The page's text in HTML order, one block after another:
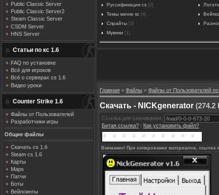
Public Classic Server
Public Classic Server2
Steam Classic Server
CSDM Server
HNS Server
Статьи по кс 1.6
FAQ по установке
Всё для игроков
Всё о серверах cs 1.6
Видео уроки
Counter Strike 1.6
Файлы от Пользователей
Разработчики игры
Общие файлы
Скачать cs 1.6
Steam cs 1.6
Карты
Maps
Патчи
Боты
Вейпоинты
Руссификация cs
[2]
Темы меню кс [4]
Спрайты [3]
Мувики
[1]
Главная » Файлы » Файлы от Пользователей
Скачать - NICKgenerator (274.2
Ссылка для скачивания:
Битая ссылка? | Как установить файл?
Внимание! При копировании материалов, ссылка